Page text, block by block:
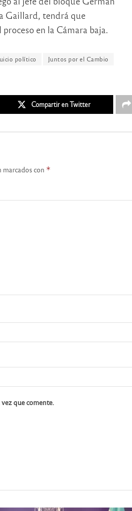
Gaillard, tendrá que
en la Cámara baja.
político Juntos por el Cambio
Compartir en Twitter
marcados con *
que comente.